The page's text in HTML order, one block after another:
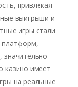
привлекая
выигрыши и
игры стали
платформ,
значительно
казино имеет
на реальные